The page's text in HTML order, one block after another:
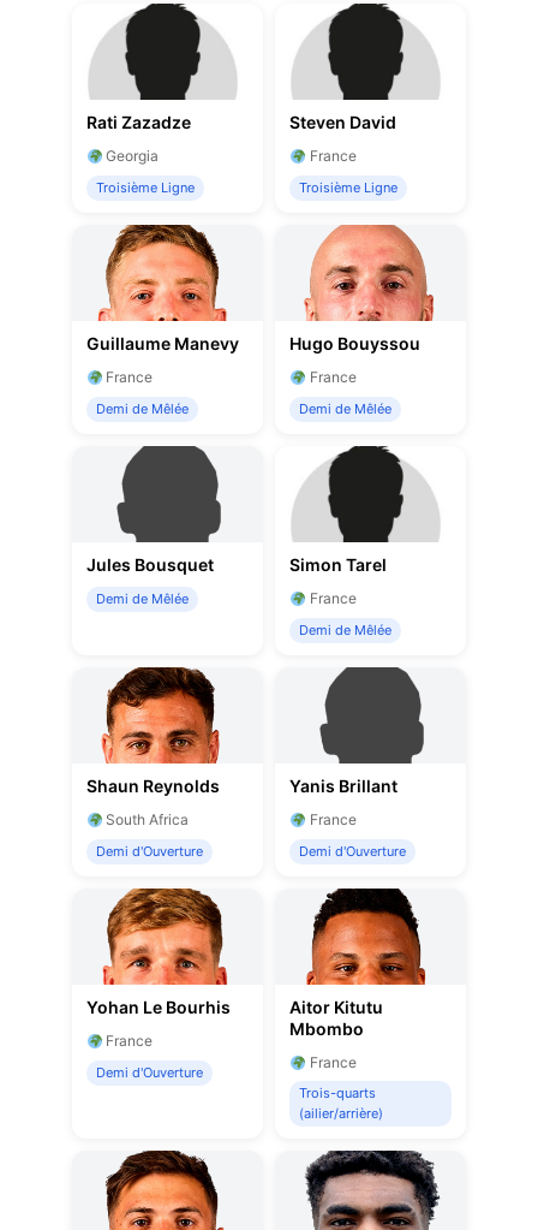
Rati Zazadze
Georgia
Troisième Ligne
Steven David
France
Troisième Ligne
Guillaume Manevy
France
Demi de Mêlée
Hugo Bouyssou
France
Demi de Mêlée
Jules Bousquet
Demi de Mêlée
Simon Tarel
France
Demi de Mêlée
Shaun Reynolds
South Africa
Demi d'Ouverture
Yanis Brillant
France
Demi d'Ouverture
Yohan Le Bourhis
France
Demi d'Ouverture
Aitor Kitutu
Mbombo
France
Trois-quarts
(ailier/arrière)